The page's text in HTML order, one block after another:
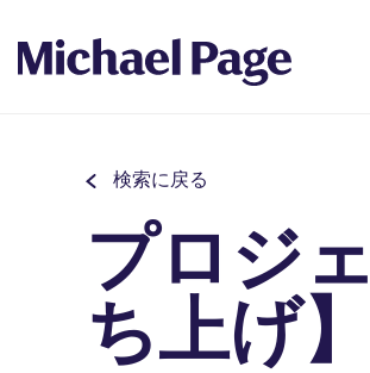
検索に戻る
プロジ
ち上げ】